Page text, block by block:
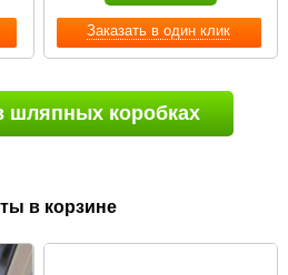
Заказать в один клик
шляпных коробках
в корзине